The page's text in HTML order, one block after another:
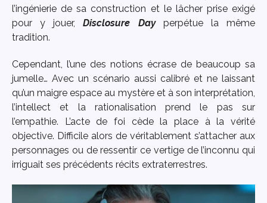
l’ingénierie de sa construction et le lâcher prise exigé
pour y jouer,Disclosure Dayperpétue la même
tradition.
Cependant, l’une des notions écrase de beaucoup sa
jumelle… Avec un scénario aussi calibré et ne laissant
qu’un maigre espace au mystère et à son interprétation,
l’intellect et la rationalisation prend le pas sur
l’empathie. L’acte de foi cède la place à la vérité
objective. Difficile alors de véritablement s’attacher aux
personnages ou de ressentir ce vertige de l’inconnu qui
irriguait ses précédents récits extraterrestres.